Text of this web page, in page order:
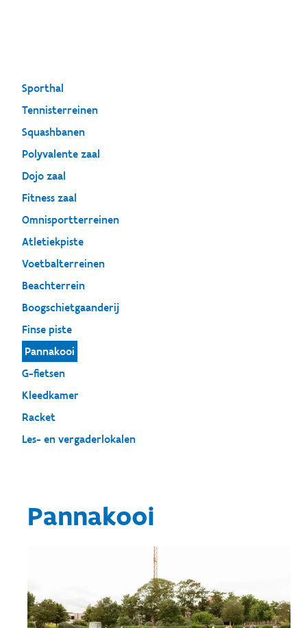
Sporthal
Tennisterreinen
Squashbanen
Polyvalente zaal
Dojo zaal
Fitness zaal
Omnisportterreinen
Atletiekpiste
Voetbalterreinen
Beachterrein
Boogschietgaanderij
Finse piste
Pannakooi
G-fietsen
Kleedkamer
Racket
Les- en vergaderlokalen
Pannakooi